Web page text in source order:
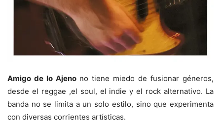
Amigo de lo Ajeno no tiene miedo de fusionar géneros,
desde el reggae ,el soul, el indie y el rock alternativo. La
banda no se limita a un solo estilo, sino que experimenta
con diversas corrientes artísticas.